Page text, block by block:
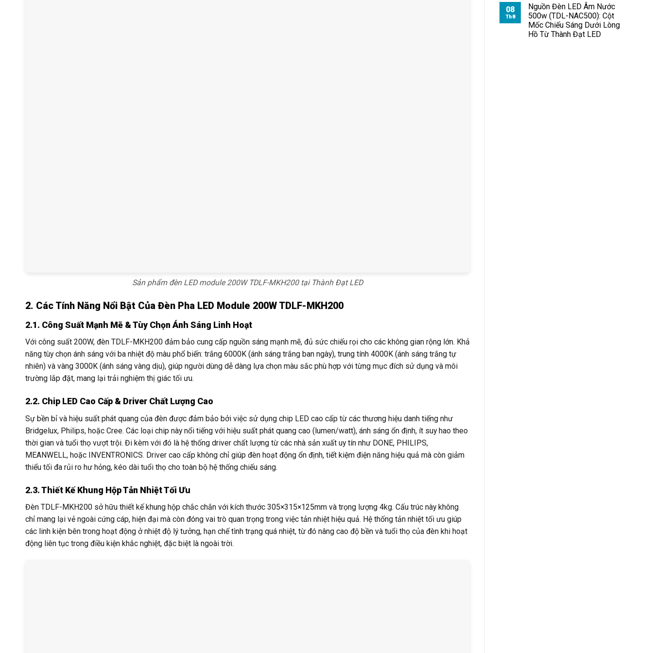
Sản phẩm đèn LED module 200W TDLF-MKH200 tại Thành Đạt LED
2. Các Tính Năng Nổi Bật Của Đèn Pha LED Module 200W TDLF-MKH200
2.1. Công Suất Mạnh Mẽ & Tùy Chọn Ánh Sáng Linh Hoạt
Với công suất 200W, đèn TDLF-MKH200 đảm bảo cung cấp nguồn sáng mạnh mẽ, đủ sức chiếu rọi cho các không gian rộng lớn. Khả
năng tùy chọn ánh sáng với ba nhiệt độ màu phổ biến: trắng 6000K (ánh sáng trắng ban ngày), trung tính 4000K (ánh sáng trắng tự
nhiên) và vàng 3000K (ánh sáng vàng dịu), giúp người dùng dễ dàng lựa chọn màu sắc phù hợp với từng mục đích sử dụng và môi
trường lắp đặt, mang lại trải nghiệm thị giác tối ưu.
2.2. Chip LED Cao Cấp & Driver Chất Lượng Cao
Sự bền bỉ và hiệu suất phát quang của đèn được đảm bảo bởi việc sử dụng chip LED cao cấp từ các thương hiệu danh tiếng như
Bridgelux, Philips, hoặc Cree. Các loại chip này nổi tiếng với hiệu suất phát quang cao (lumen/watt), ánh sáng ổn định, ít suy hao theo
thời gian và tuổi thọ vượt trội. Đi kèm với đó là hệ thống driver chất lượng từ các nhà sản xuất uy tín như DONE, PHILIPS,
MEANWELL, hoặc INVENTRONICS. Driver cao cấp không chỉ giúp đèn hoạt động ổn định, tiết kiệm điện năng hiệu quả mà còn giảm
thiểu tối đa rủi ro hư hỏng, kéo dài tuổi thọ cho toàn bộ hệ thống chiếu sáng.
2.3. Thiết Kế Khung Hộp Tản Nhiệt Tối Ưu
Đèn TDLF-MKH200 sở hữu thiết kế khung hộp chắc chắn với kích thước 305×315×125mm và trọng lượng 4kg. Cấu trúc này không
chỉ mang lại vẻ ngoài cứng cáp, hiện đại mà còn đóng vai trò quan trọng trong việc tản nhiệt hiệu quả. Hệ thống tản nhiệt tối ưu giúp
các linh kiện bên trong hoạt động ở nhiệt độ lý tưởng, hạn chế tình trạng quá nhiệt, từ đó nâng cao độ bền và tuổi thọ của đèn khi hoạt
động liên tục trong điều kiện khắc nghiệt, đặc biệt là ngoài trời.
Pha
Module
100W
Chiếu
Bãi
08
Th8
Nguồn Đèn LED Âm Nước
500w (TDL-NAC500): Cột
Mốc Chiếu Sáng Dưới Lòng
Hồ Từ Thành Đạt LED